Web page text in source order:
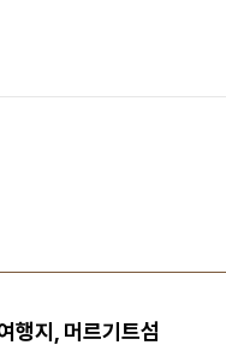
행지, 머르기트섬